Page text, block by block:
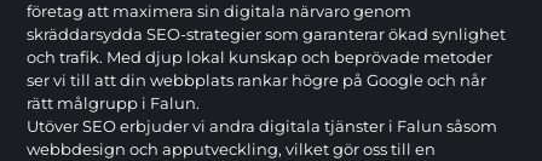
företag att maximera sin digitala närvaro genom
skräddarsydda SEO-strategier som garanterar ökad synlighet
och trafik. Med djup lokal kunskap och beprövade metoder
ser vi till att din webbplats rankar högre på Google och når
rätt målgrupp i Falun.
Utöver SEO erbjuder vi andra digitala tjänster i Falun såsom
webbdesign och apputveckling, vilket gör oss till en